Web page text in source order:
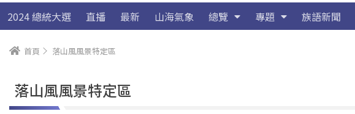
2024 總統大選 直播 最新 山海氣象 總覽 專題 族語新聞
首頁 落山風風景特定區
落山風風景特定區